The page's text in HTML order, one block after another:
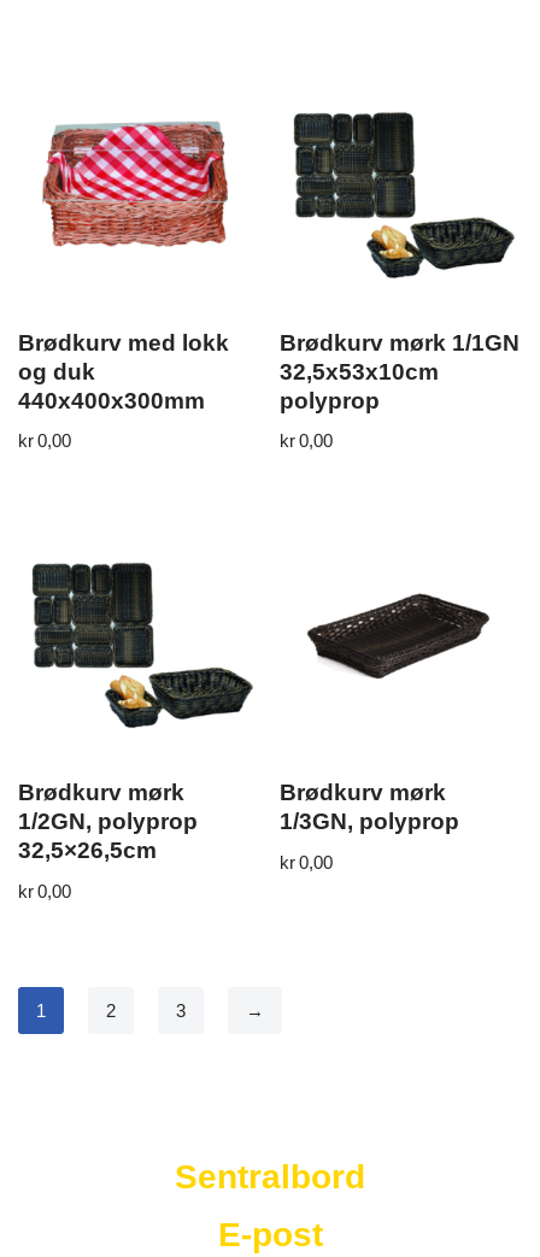
Brødkurv med lokk
og duk
440x400x300mm
kr0,00
Brødkurv mørk 1/1GN
32,5x53x10cm
polyprop
kr0,00
Brødkurv mørk
1/2GN, polyprop
32,5×26,5cm
kr0,00
Brødkurv mørk
1/3GN, polyprop
kr0,00
1 2 3 →
Sentralbord
E-post